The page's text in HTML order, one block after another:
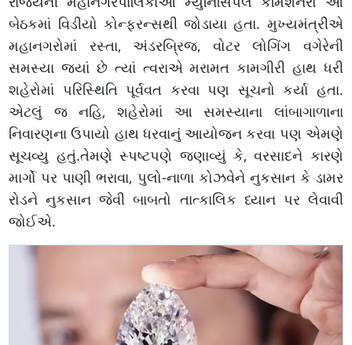
બેઠકમાં વિડીયો કોન્ફરન્સથી જોડાયા હતા. મુખ્યમંત્રીએ
મહાનગરોમાં રસ્તા, અંડરબ્રિજ, વોટર લોગિંગ વગેરેની
સમસ્યા જ્યાં છે ત્યાં ત્વરાએ મરામત કામગીરી હાથ ધરી
શહેરોમાં પરિસ્થિતિ પૂર્વવત કરવા પણ સૂચનો કર્યા હતા.
એટલું જ નહિ, શહેરોમાં આ સમસ્યાના લાંબાગાળાના
નિવારણના ઉપાયો હાથ ધરવાનું આયોજન કરવા પણ એમણે
સૂચવ્યુ હતું.તેમણે સ્પષ્ટપણે જણાવ્યું કે, વરસાદને કારણે
માર્ગો પર પાણી ભરાવા, પુલો-નાળા કોઝવેને નુકસાન કે ડામર
રોડને નુકસાન જેવી બાબતો તાત્કાલિક ધ્યાન પર લેવાવી
જોઈએ.